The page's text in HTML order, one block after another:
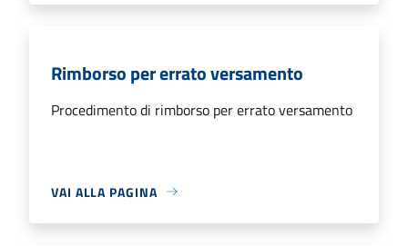
Rimborso per errato versamento
Procedimento di rimborso per errato versamento
VAI ALLA PAGINA